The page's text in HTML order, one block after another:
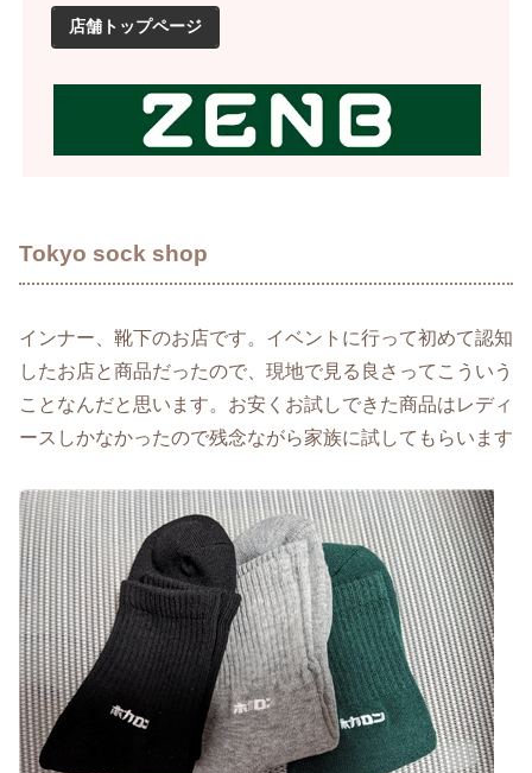
店舗トップページ
Tokyo sock shop
インナー、靴下のお店です。イベントに行って初めて認知
したお店と商品だったので、現地で見る良さってこういう
ことなんだと思います。お安くお試しできた商品はレディ
ースしかなかったので残念ながら家族に試してもらいます